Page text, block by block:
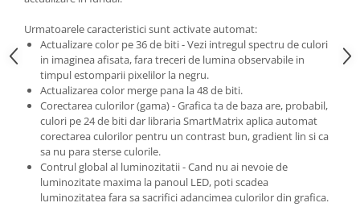
Prusa I3 DIY Kit
Carti
Pentru Incepatori
Kituri incepatori Arduino
Pentru Incepatori
Micro:bit
Junior Robotics
Urmatoarele caracteristici sunt activate automat:
Actualizare color pe 36 de biti - Vezi intregul spectru de culori
in imaginea afisata, fara treceri de lumina observabile in
timpul estomparii pixelilor la negru.
Actualizarea color merge pana la 48 de biti.
Corectarea culorilor (gama) - Grafica ta de baza are, probabil,
culori pe 24 de biti dar libraria SmartMatrix aplica automat
corectarea culorilor pentru un contrast bun, gradient lin si ca
sa nu para sterse culorile.
Contrul global al luminozitatii - Cand nu ai nevoie de
luminozitate maxima la panoul LED, poti scadea
luminozitatea fara sa sacrifici adancimea culorilor din grafica.